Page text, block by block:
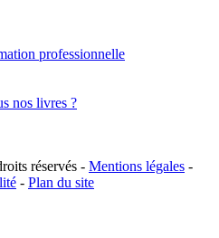
professionnelle
nos livres ?
réservés - Mentions légales -
- Plan du site